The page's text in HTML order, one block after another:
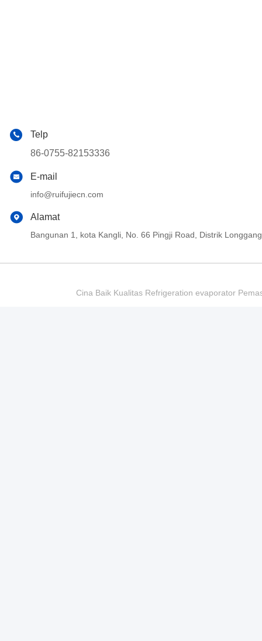
Telp
86-0755-82153336
E-mail
info@ruifujiecn.com
Alamat
Bangunan 1, kota Kangli, No. 66 Pingji Road, Distrik
Cina Baik Kualitas Refrigeration evaporator